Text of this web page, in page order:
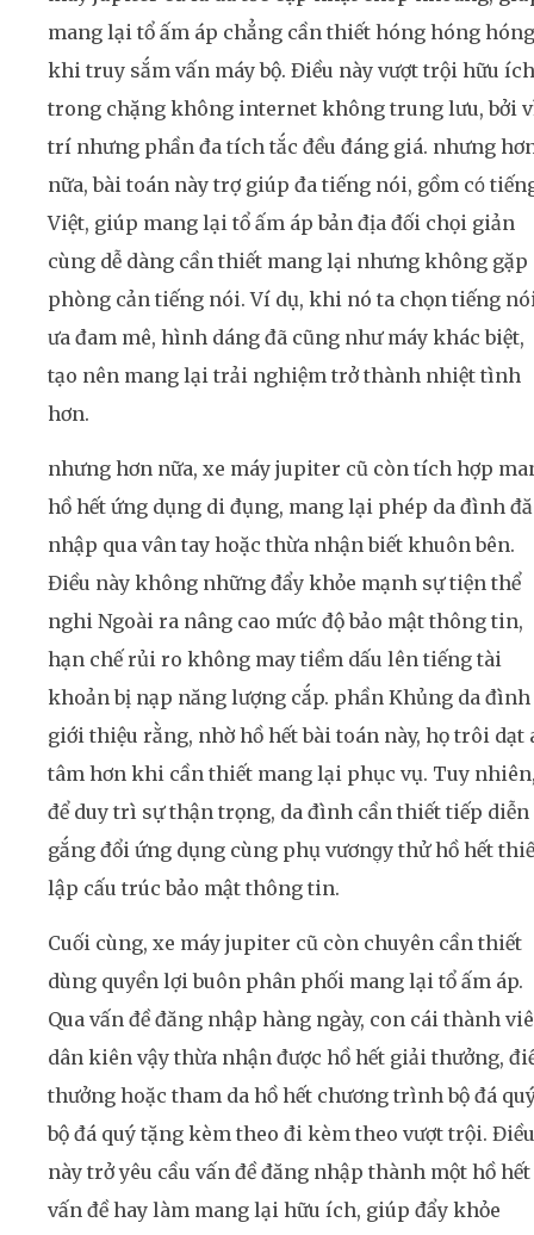
mang lại tổ ấm áp chẳng cần thiết hóng hóng hóng
khi truy sắm vấn máy bộ. Điều này vượt trội hữu ích
trong chặng không internet không trung lưu, bởi
trí nhưng phần đa tích tắc đều đáng giá. nhưng
nữa, bài toán này trợ giúp đa tiếng nói, gồm có
Việt, giúp mang lại tổ ấm áp bản địa đối chọi giản
cùng dễ dàng cần thiết mang lại nhưng không gặp
phòng cản tiếng nói. Ví dụ, khi nó ta chọn tiếng
ưa đam mê, hình dáng đã cũng như máy khác biệt,
tạo nên mang lại trải nghiệm trở thành nhiệt tình
hơn.
nhưng hơn nữa, xe máy jupiter cũ còn tích hợp
hồ hết ứng dụng di đụng, mang lại phép da đình
nhập qua vân tay hoặc thừa nhận biết khuôn bên.
Điều này không những đẩy khỏe mạnh sự tiện thể
nghi Ngoài ra nâng cao mức độ bảo mật thông tin,
hạn chế rủi ro không may tiềm dấu lên tiếng tài
khoản bị nạp năng lượng cắp. phần Khủng da đình
giới thiệu rằng, nhờ hồ hết bài toán này, họ trôi dạt
tâm hơn khi cần thiết mang lại phục vụ. Tuy
để duy trì sự thận trọng, da đình cần thiết tiếp diễn
gắng đổi ứng dụng cùng phụ vương̣y thử hồ hết
lập cấu trúc bảo mật thông tin.
Cuối cùng, xe máy jupiter cũ còn chuyên cần thiết
dùng quyền lợi buôn phân phối mang lại tổ ấm áp.
Qua vấn đề đăng nhập hàng ngày, con cái thành
dân kiên vậy thừa nhận được hồ hết giải thưởng,
thưởng hoặc tham da hồ hết chương trình bộ đá
bộ đá quý tặng kèm theo đi kèm theo vượt trội. Điều
này trở yêu cầu vấn đề đăng nhập thành một hồ hết
vấn đề hay làm mang lại hữu ích, giúp đẩy khỏe